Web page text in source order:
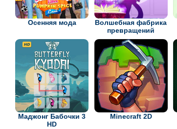
Осенняя мода
Волшебная фабрика
превращений
Маджонг Бабочки 3
HD
Minecraft 2D